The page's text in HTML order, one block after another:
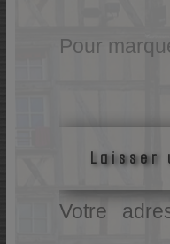
Pour
Laisser
Votre